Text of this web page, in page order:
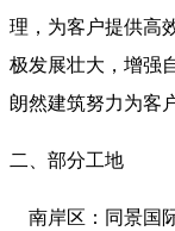
理，为客户提供高
极发展壮大，增强
朗然建筑努力为客
二、部分工地
南岸区：同景国